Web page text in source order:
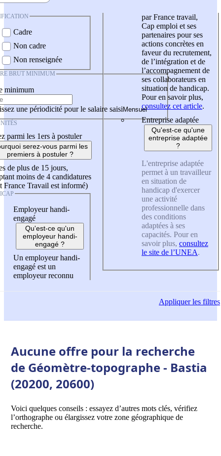
Cadre
Non cadre
Non renseignée
BRUT MINIMUM
minimum
une périodicité pour le salaire saisi
parmi les 1ers à postuler
serez-vous parmi les
premiers à postuler ?
de plus de 15 jours,
moins de 4 candidatures
France Travail est informé)
Employeur handi-
engagé
Qu'est-ce qu'un
employeur handi-
engagé ?
Un employeur handi-
engagé est un
employeur reconnu
par France travail,
Cap emploi et ses
partenaires pour ses
actions concrètes en
faveur du recrutement,
de l’intégration et de
l’accompagnement de
ses collaborateurs en
situation de handicap.
Pour en savoir plus,
consultez cet article.
Entreprise adaptée
Qu'est-ce qu'une
entreprise adaptée
?
L'entreprise adaptée
permet à un travailleur
en situation de
handicap d'exercer
une activité
professionnelle dans
des conditions
adaptées à ses
capacités. Pour en
savoir plus, consultez
le site de l’UNEA.
Appliquerles filtres
Aucune offre pour la recherche
de Géomètre-topographe - Bastia
(20200, 20600)
Voici quelques conseils : essayez d’autres mots clés, vérifiez
l’orthographe ou élargissez votre zone géographique de
recherche.